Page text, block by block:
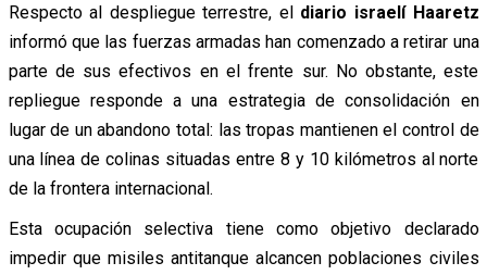
Respecto al despliegue terrestre, el diario israelí Haaretz
informó que las fuerzas armadas han comenzado a retirar una
parte de sus efectivos en el frente sur. No obstante, este
repliegue responde a una estrategia de consolidación en
lugar de un abandono total: las tropas mantienen el control de
una línea de colinas situadas entre 8 y 10 kilómetros al norte
de la frontera internacional.
Esta ocupación selectiva tiene como objetivo declarado
impedir que misiles antitanque alcancen poblaciones civiles